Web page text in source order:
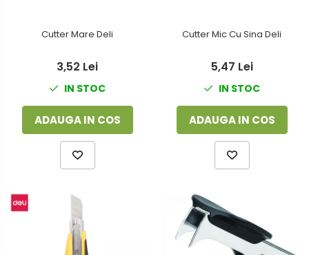
Cutter Mare Deli
3,52 Lei
IN STOC
ADAUGA IN COS
Cutter Mic Cu Sina Deli
5,47 Lei
IN STOC
ADAUGA IN COS